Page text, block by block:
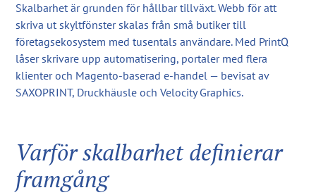
Skalbarhet är grunden för hållbar tillväxt. Webb för att
skriva ut skyltfönster skalas från små butiker till
företagsekosystem med tusentals användare. Med PrintQ
låser skrivare upp automatisering, portaler med flera
klienter och Magento-baserad e-handel — bevisat av
SAXOPRINT, Druckhäusle och Velocity Graphics.
Varför skalbarhet definierar
framgång